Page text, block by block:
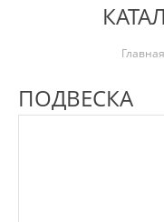
Главная
ПОДВЕСКА